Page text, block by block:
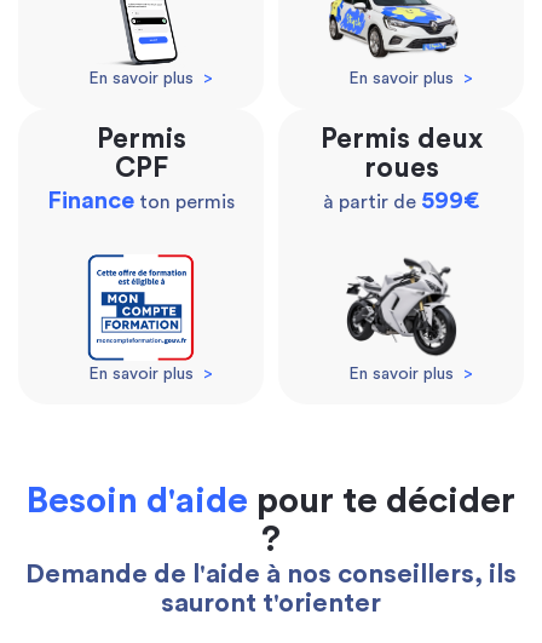
En savoir plus > En savoir plus >
Permis
CPF
Finance ton permis
En savoir plus >
Permis deux
roues
à partir de 599€
En savoir plus >
Besoin d'aide pour te décider
?
Demande de l'aide à nos conseillers, ils
sauront t'orienter